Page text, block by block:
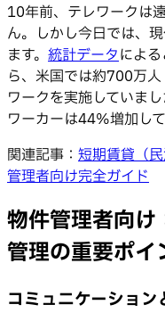
10年前、テレワークは
ん。しかし今日では、
ます。 統計データによ
ら、米国では約700万
ワークを実施していま
ワーカーは44%増加して
関連記事： 短期賃貸（
管理者向け完全ガイド
物件管理者向け
管理の重要ポイ
コミュニケーション